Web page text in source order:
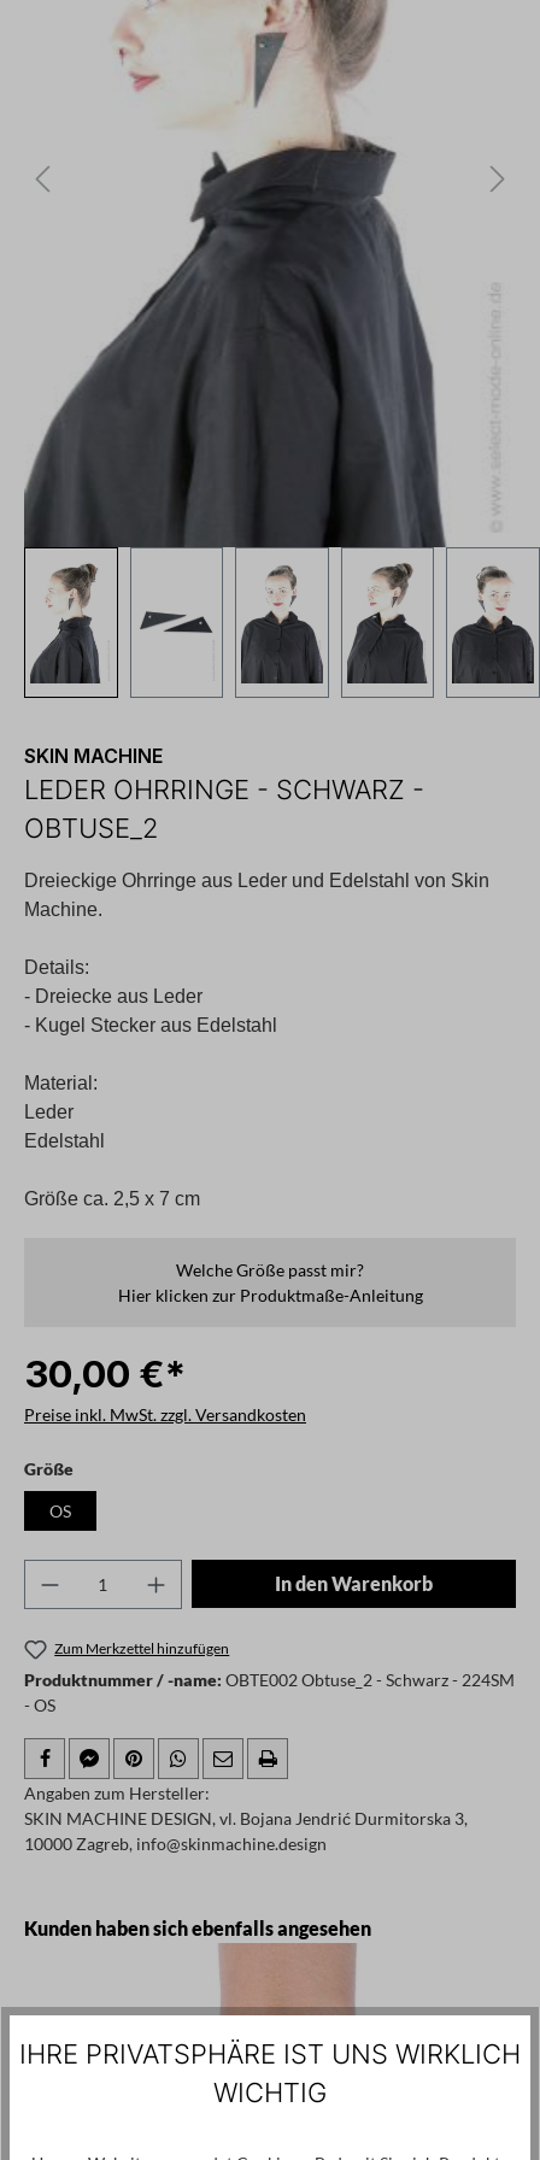
SKIN MACHINE
LEDER OHRRINGE - SCHWARZ -
OBTUSE_2
Dreieckige Ohrringe aus Leder und Edelstahl von Skin
Machine.
Details:
- Dreiecke aus Leder
- Kugel Stecker aus Edelstahl
Material:
Leder
Edelstahl
Größe ca. 2,5 x 7 cm
Welche Größe passt mir?
Hier klicken zur Produktmaße-Anleitung
30,00 €*
Preise inkl. MwSt. zzgl. Versandkosten
Größeauswählen
OS
Produkt Anzahl: Gib den gewünschten
In den Warenkorb
Zum Merkzettel hinzufügen
Produktnummer / -name: OBTE002 Obtuse_2 - Schwarz - 224SM
- OS
Angaben zum Hersteller:
SKIN MACHINE DESIGN, vl. Bojana Jendrić Durmitorska 3,
10000 Zagreb, info@skinmachine.design
Produktgalerie überspringen
Kunden haben sich ebenfalls angesehen
IHRE PRIVATSPHÄRE IST UNS WIRKLICH
WICHTIG